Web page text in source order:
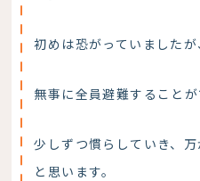
初めは恐がっていました
無事に全員避難することが
少しずつ慣らしていき、
と思います。